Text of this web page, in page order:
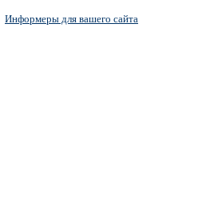
Информеры для вашего сайта